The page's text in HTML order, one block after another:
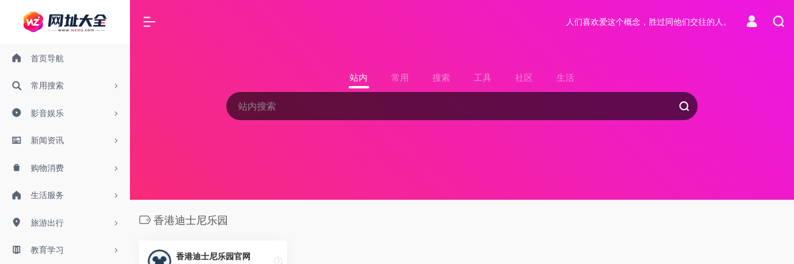
首页导航
常用搜索
影音娱乐
新闻资讯
购物消费
生活服务
旅游出行
教育学习
人们喜欢爱这个概念，胜过同他们交往的人。
站内 常用 搜索 工具 社区 生活
香港迪士尼乐园
香港迪士尼乐园官网